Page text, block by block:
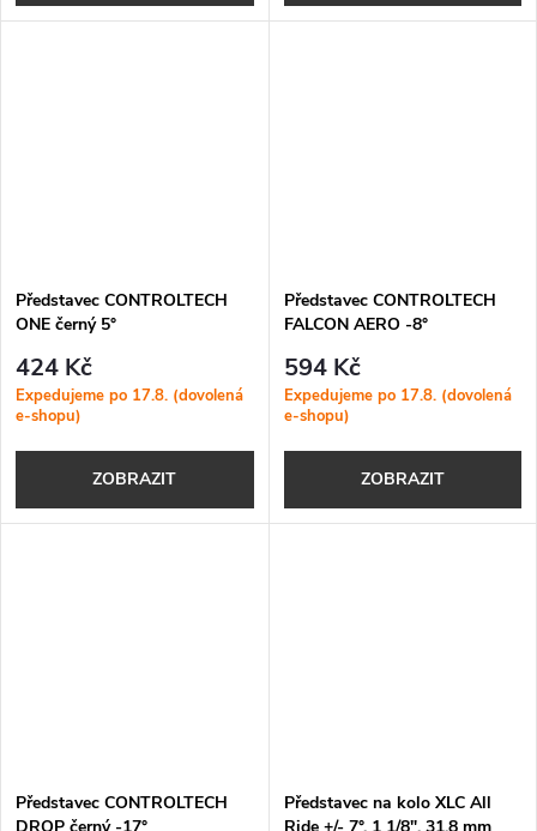
Představec CONTROLTECH
ONE černý 5°
424 Kč
Expedujeme po 17.8. (dovolená
e-shopu)
ZOBRAZIT
Představec CONTROLTECH
FALCON AERO -8°
594 Kč
Expedujeme po 17.8. (dovolená
e-shopu)
ZOBRAZIT
Představec CONTROLTECH
Představec na kolo XLC All